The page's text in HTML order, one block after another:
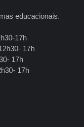
educacionais.
17h
17h
17h
17h